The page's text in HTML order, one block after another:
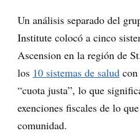
Un análisis separado del
Institute colocó a cinco
Ascension en la región de
los 10 sistemas de salud
“cuota justa”, lo que
exenciones fiscales de lo
comunidad.